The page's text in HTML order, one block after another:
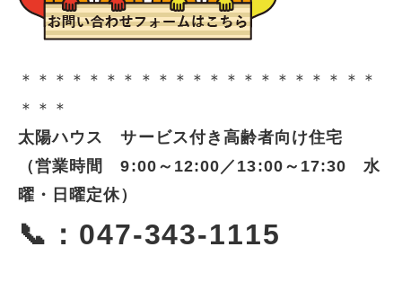
＊＊＊＊＊＊＊＊＊＊＊＊＊＊＊＊＊＊＊＊＊
＊＊＊
太陽ハウス サービス付き高齢者向け住宅
（営業時間 9:00～12:00／13:00～17:30 水
曜・日曜定休）
📞：047-343-1115